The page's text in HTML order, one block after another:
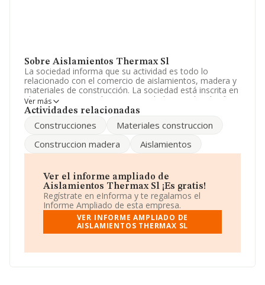
Sobre Aislamientos Thermax Sl
La sociedad informa que su actividad es todo lo
relacionado con el comercio de aislamientos, madera y
materiales de construcción. La sociedad está inscrita en
el Registro Mercantil como Sociedad Limitada. Clasifica
su actividad CNAE como '%cnae%', código 4683. La
de identificación fiscal B06509533, tiene domicilio fiscal
en Calle Juan Carlos I Rey De España núm. 2, (06002),
En base a la información de la que dispone INFORMA
sobre 20.345 compañías, en el ámbito nacional la
facturación alcanza la cifra de 21.890 millones de euros
y se calcula un promedio de facturación de 1 millón de
euros entre todas las compañías. Con el fin de ampliar
la información relativa a las compañías, la antigüedad
empleados es de 4.
Ver más
Actividades relacionadas
Construcciones
Materiales construccion
Construccion madera
Aislamientos
Ver el informe ampliado de
Aislamientos Thermax Sl ¡Es gratis!
Regístrate en eInforma y te regalamos el
Informe Ampliado de esta empresa.
VER INFORME AMPLIADO DE
AISLAMIENTOS THERMAX SL